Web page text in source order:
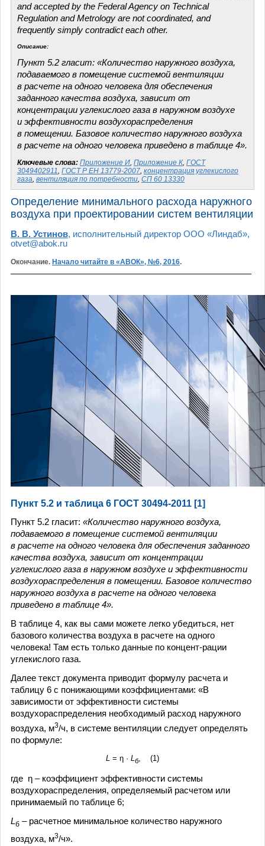
and accepted by the Federal Agency on Technical
Regulation and Metrology are not coordinated, and
frequently simply contradict each other.
Описание:
Пункт 5.2 гласит: «Количество наружного воздуха,
подаваемого в помещение системой вентиляции
в расчете на одного человека для обеспечения
заданного качества воздуха, зависит от
концентрации углекислого газа в наружном воздухе
и эффективности воздухораспределения
в помещении. Базовое количество наружного воздуха
в расчете на одного человека приведено в таблице 4».
Ключевые слова: Приложение И, Приложение К, ГОСТ
3049402911, ГОСТ Р ЕН 13779-2007, концентрация углекислого
газа, вентиляция по потребности, СП 60 13330
Определение минимального расхода наружного
воздуха при проектировании систем вентиляции
В. В. Устинов, исполнительный директор ООО «Линдаб»,
otvet@abok.ru
Окончание. Начало читайте в «АВОК», №6, 2016.
Пункт 5.2 и таблица 6 ГОСТ 30494-2011 [1]
Пункт 5.2 гласит: «Количество наружного воздуха,
подаваемого в помещение системой вентиляции
в расчете на одного человека для обеспечения заданного
качества воздуха, зависит от концентрации
углекислого газа в наружном воздухе и эффективности
воздухораспределения в помещении. Базовое количество
наружного воздуха в расчете на одного человека
приведено в таблице 4».
В таблице 4, как вы сами можете легко убедиться, нет
базового количества воздуха в расчете на одного
человека! Там есть только данные по концент-рации
углекислого газа.
Далее текст документа приводит формулу расчета и
таблицу 6 с понижающими коэффициентами: «В
зависимости от эффективности системы
воздухораспределения необходимый расход наружного
воздуха, м3/ч, в системе вентиляции следует определять
по формуле:
L = η · L б , (1)
где η – коэффициент эффективности системы
воздухораспределения, определяемый расчетом или
принимаемый по таблице 6;
Lб – расчетное минимальное количество наружного
воздуха, м3/ч».